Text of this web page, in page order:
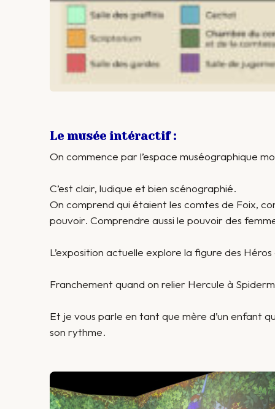
Le musée intéractif :
On commence par l’espace muséographique
C’est clair, ludique et bien scénographié.
On comprend qui étaient les comtes de Foix,
pouvoir. Comprendre aussi le pouvoir des
L’exposition actuelle explore la figure des
Franchement quand on relier Hercule à
Et je vous parle en tant que mère d’un enfant
son rythme.